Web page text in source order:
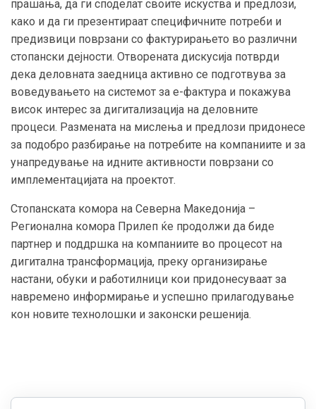
прашања, да ги споделат своите искуства и предлози,
како и да ги презентираат специфичните потреби и
предизвици поврзани со фактурирањето во различни
стопански дејности. Отворената дискусија потврди
дека деловната заедница активно се подготвува за
воведувањето на системот за е-фактура и покажува
висок интерес за дигитализација на деловните
процеси. Размената на мислења и предлози придонесе
за подобро разбирање на потребите на компаниите и за
унапредување на идните активности поврзани со
имплементацијата на проектот.
Стопанската комора на Северна Македонија –
Регионална комора Прилеп ќе продолжи да биде
партнер и поддршка на компаниите во процесот на
дигитална трансформација, преку организирање
настани, обуки и работилници кои придонесуваат за
навремено информирање и успешно прилагодување
кон новите технолошки и законски решенија.